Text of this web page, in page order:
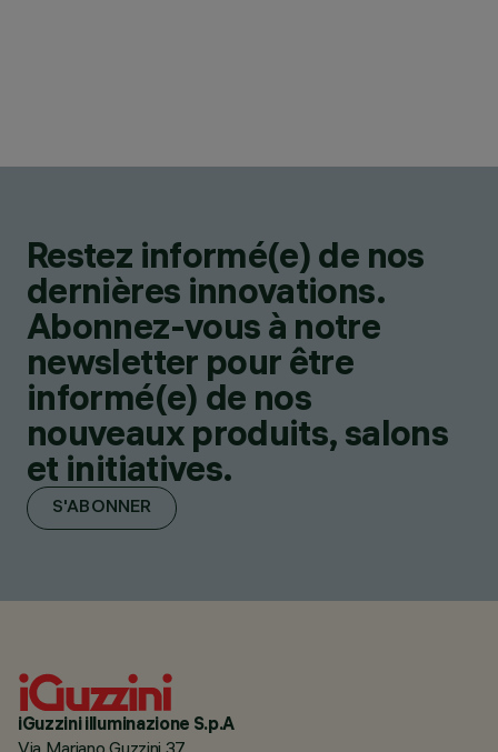
Restez informé(e) de nos
dernières innovations.
Abonnez-vous à notre
newsletter pour être
informé(e) de nos
nouveaux produits, salons
et initiatives.
S'ABONNER
iGuzzini illuminazione S.p.A
Via Mariano Guzzini 37